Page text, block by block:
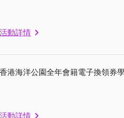
活動詳情
香港海洋公園全年會籍電子換領券
活動詳情